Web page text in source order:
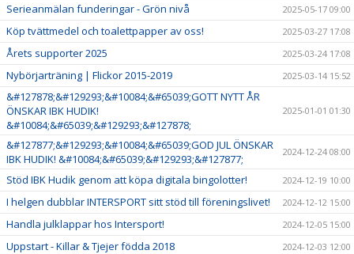
Serieanmälan funderingar - Grön nivå 2025-05-17 09:00
Köp tvättmedel och toalettpapper av oss! 2025-03-27 17:08
Årets supporter 2025 2025-03-24 17:08
Nybörjarträning | Flickor 2015-2019 2025-03-14 15:52
&#127878;&#129293;&#10084;&#65039;GOTT NYTT ÅR
ÖNSKAR IBK HUDIK!
&#10084;&#65039;&#129293;&#127878;
2025-01-01 01:30
&#127877;&#129293;&#10084;&#65039;GOD JUL ÖNSKAR
IBK HUDIK! &#10084;&#65039;&#129293;&#127877;
2024-12-24 08:00
Stöd IBK Hudik genom att köpa digitala bingolotter! 2024-12-19 10:00
I helgen dubblar INTERSPORT sitt stöd till föreningslivet! 2024-12-12 15:00
Handla julklappar hos Intersport! 2024-12-05 15:00
Uppstart - Killar & Tjejer födda 2018 2024-12-03 12:00